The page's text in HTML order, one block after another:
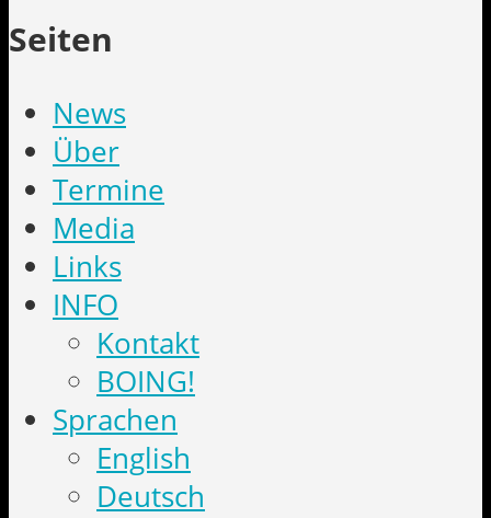
Seiten
News
Über
Termine
Media
Links
INFO
Kontakt
BOING!
Sprachen
English
Deutsch